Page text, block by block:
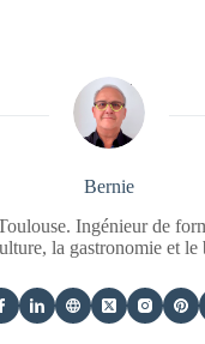
Bernie
Ingénieur de
la gastronomie et